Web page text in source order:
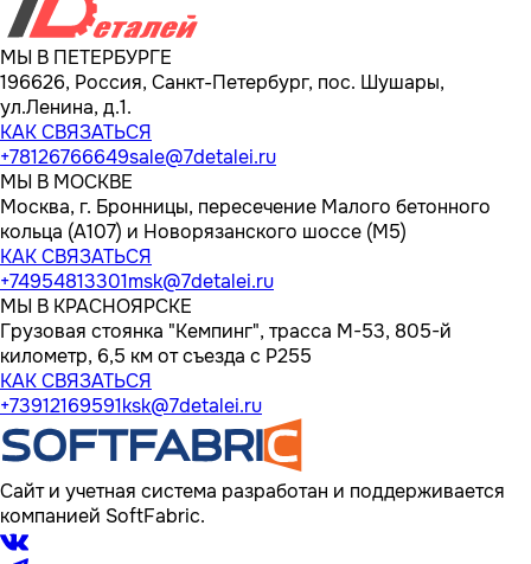
МЫ В ПЕТЕРБУРГЕ
196626, Россия, Санкт-Петербург, пос. Шушары,
ул.Ленина, д.1.
КАК СВЯЗАТЬСЯ
+78126766649sale@7detalei.ru
МЫ В МОСКВЕ
Москва, г. Бронницы, пересечение Малого бетонного
кольца (А107) и Новорязанского шоссе (М5)
КАК СВЯЗАТЬСЯ
+74954813301msk@7detalei.ru
МЫ В КРАСНОЯРСКЕ
Грузовая стоянка "Кемпинг", трасса M-53, 805-й
километр, 6,5 км от съезда с Р255
КАК СВЯЗАТЬСЯ
+73912169591ksk@7detalei.ru
Сайт и учетная система разработан и поддерживается
компанией SoftFabric.